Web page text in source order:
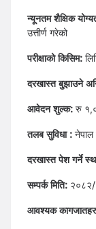
न्यूनतम शैक्षिक
उत्तीर्ण गरेको
परीक्षाको किसिम:
दरखास्त बुझाउने
आवेदन शुल्क: रु
तलब सुविधा : नेपाल
दरखास्त पेश गर्ने
सम्पर्क मिति: २०८२/
आवश्यक